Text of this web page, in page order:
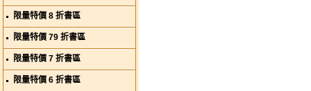
限量特價 8 折書區
限量特價 79 折書區
限量特價 7 折書區
限量特價 6 折書區